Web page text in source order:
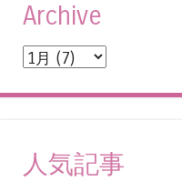
Archive
人気記事